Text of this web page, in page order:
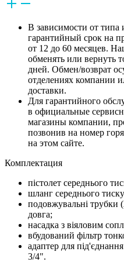
В зависимости от типа
гарантийный срок на
от 12 до 60 месяцев.
обменять или вернуть
дней. Обмен/возврат
отделениях компании
доставки.
Для гарантийного
в официальные
магазины компании,
позвонив на номер
на этом сайте.
Комплектация
пістолет середнього
шланг середнього
подовжувальні трубки
довга;
насадка з віяловим
вбудований фільтр
адаптер для
3/4".